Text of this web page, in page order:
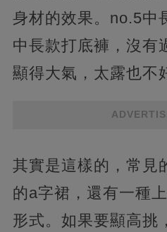
身材的效果。no.5中
中長款打底褲，沒有
顯得大氣，太露也不
其實是這樣的，常見
的a字裙，還有一種
形式。如果要顯高挑